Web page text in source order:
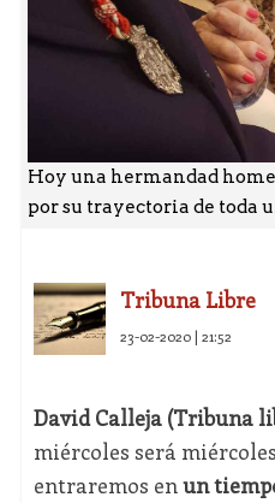
Hoy una hermandad
por su trayectoria de toda
Tribuna Libre
23-02-2020 | 21:52
David Calleja (Tribuna
miércoles será
entraremos enun